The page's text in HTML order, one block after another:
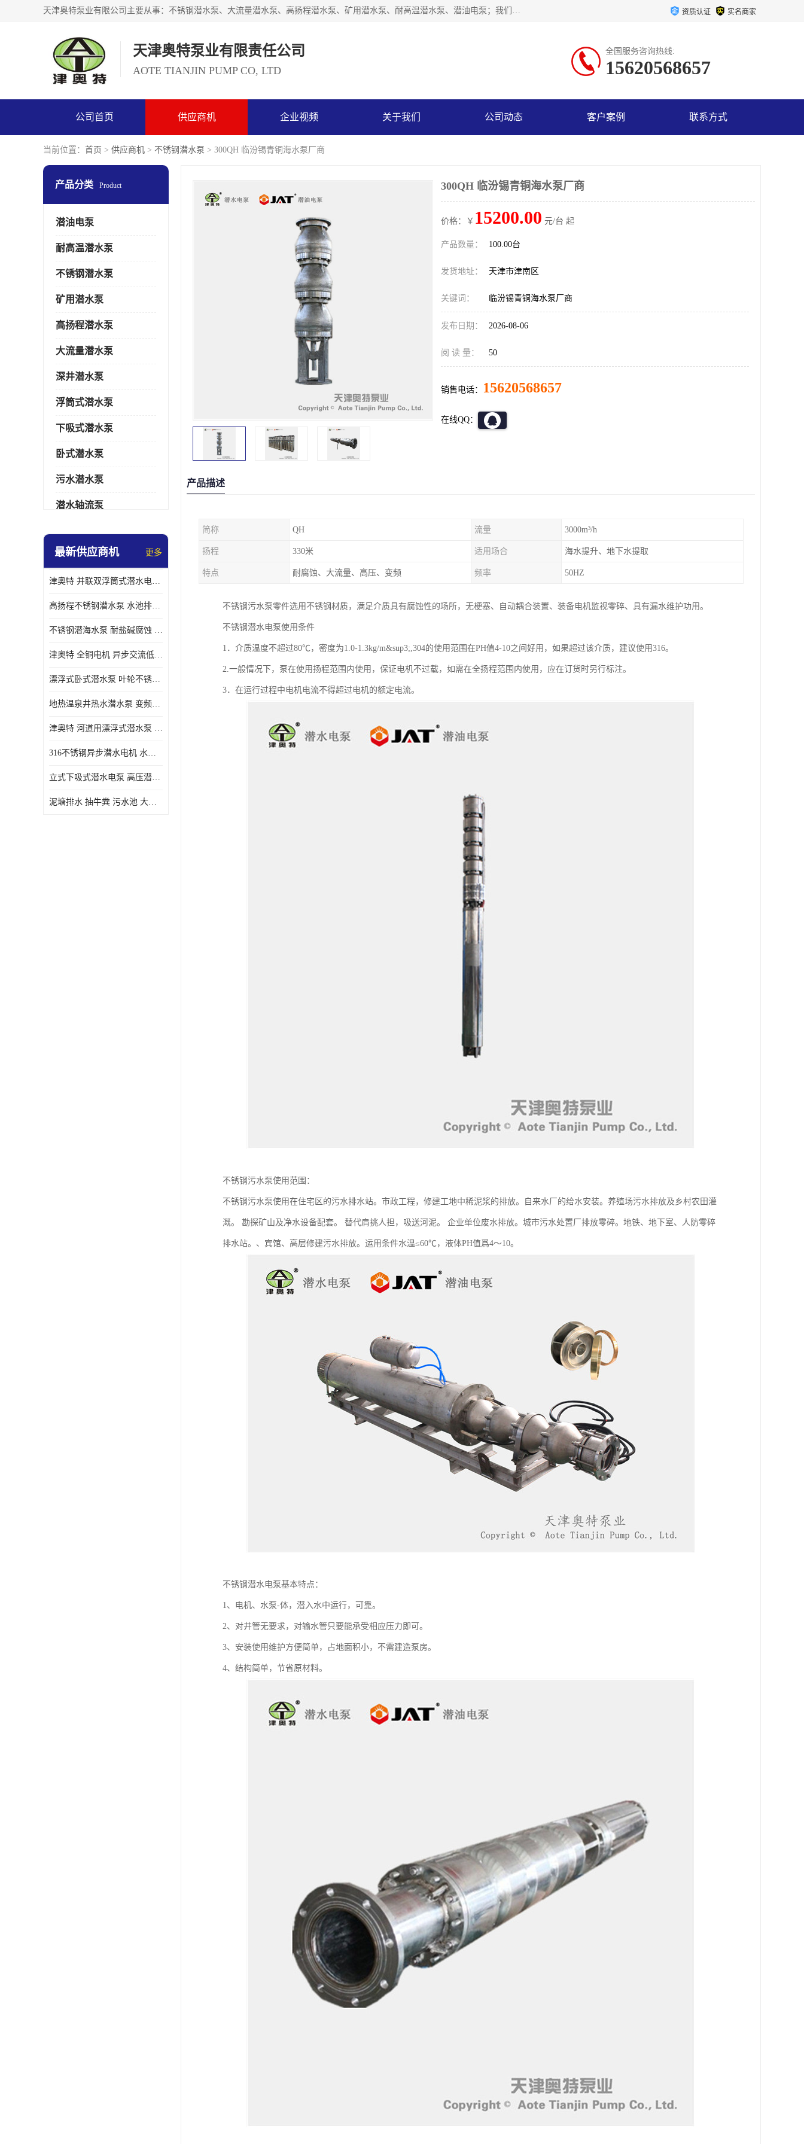
天津奥特泵业有限公司主要从事：不锈钢潜水泵、大流量潜水泵、高扬程潜水泵、矿用潜水泵、耐高温潜水泵、潜油电泵；我们以开发研制生产各种用途的水泵为主，历经十多年艰苦创业，已成为总资产达伍仟多万元，占地面积1万多平方米，年生产能力几百万（台）套，形成集设计研发、制造安装、技术服务于一体的现代规模型企业。 资质认证 实名商家
天津奥特泵业有限责任公司
AOTE TIANJIN PUMP CO, LTD
全国服务咨询热线:
15620568657
公司首页 供应商机 企业视频 关于我们 公司动态 客户案例 联系方式
当前位置： 首页 > 供应商机 > 不锈钢潜水泵 > 300QH 临汾锡青铜海水泵厂商
产品分类 Product
潜油电泵
耐高温潜水泵
不锈钢潜水泵
矿用潜水泵
高扬程潜水泵
大流量潜水泵
深井潜水泵
浮筒式潜水泵
下吸式潜水泵
卧式潜水泵
污水潜水泵
潜水轴流泵
螺旋离心泵
控制柜
最新供应商机 更多
津奥特 并联双浮筒式潜水电泵 矿山抢险泵 大流量卧式安装 可提供定制
高扬程不锈钢潜水泵 水池排水 变频 井用潜水电泵供应 能耗低 工厂批发
不锈钢潜海水泵 耐盐碱腐蚀 大流量 立式卧式下吸式安装 厂家定制
津奥特 全铜电机 异步交流低压潜水电机 运行稳定售后质保 致电咨询
漂浮式卧式潜水泵 叶轮不锈钢材质 大流量 变频抽水泵 厂家质保售后
地热温泉井热水潜水泵 变频不锈钢 130直径油泵 高温深井泵 津奥特
津奥特 河道用漂浮式潜水泵 不锈钢泵轴 大口径大流量 产品可定制
316不锈钢异步潜水电机 水冷式 可连续运行 定制功率电压 奥特泵业
立式下吸式潜水电泵 高压潜水排沙泵 大功率 深水施工作业 型号可定制
泥塘排水 抽牛粪 污水池 大口径潜水螺旋离心泵 材质特征 奥特泵业
300QH 临汾锡青铜海水泵厂商
价格：￥ 15200.00 元/台 起
产品数量： 100.00台
发货地址： 天津市津南区
关键词： 临汾锡青铜海水泵厂商
发布日期： 2026-08-06
阅 读 量： 50
销售电话： 15620568657
在线QQ：
产品描述
简称 QH 流量 3000m³/h
扬程 330米 适用场合 海水提升、地下水提取
特点 耐腐蚀、大流量、高压、变频 频率 50HZ
不锈钢污水泵零件选用不锈钢材质，满足介质具有腐蚀性的场所，无梗塞、自动耦合装置、装备电机监视零碎、具有漏水维护功用。
不锈钢潜水电泵使用条件
1．介质温度不超过80℃，密度为1.0-1.3kg/m&sup3;,304的使用范围在PH值4-10之间好用，如果超过该介质，建议使用316。
2.一般情况下，泵在使用扬程范围内使用，保证电机不过载，如需在全扬程范围内使用，应在订货时另行标注。
3．在运行过程中电机电流不得超过电机的额定电流。
不锈钢污水泵使用范围：
不锈钢污水泵使用在住宅区的污水排水站。市政工程，修建工地中稀泥浆的排放。自来水厂的给水安装。养殖场污水排放及乡村农田灌
溉。 勘探矿山及净水设备配套。 替代肩挑人担，吸送河泥。 企业单位废水排放。城市污水处置厂排放零碎。地铁、地下室、人防零碎
排水站。、宾馆、高层修建污水排放。运用条件水温≤60℃，液体PH值爲4～10。
不锈钢潜水电泵基本特点：
1、电机、水泵-体，潜入水中运行，可靠。
2、对井管无要求，对输水管只要能承受相应压力即可。
3、安装使用维护方便简单，占地面积小，不需建造泵房。
4、结构简单，节省原材料。